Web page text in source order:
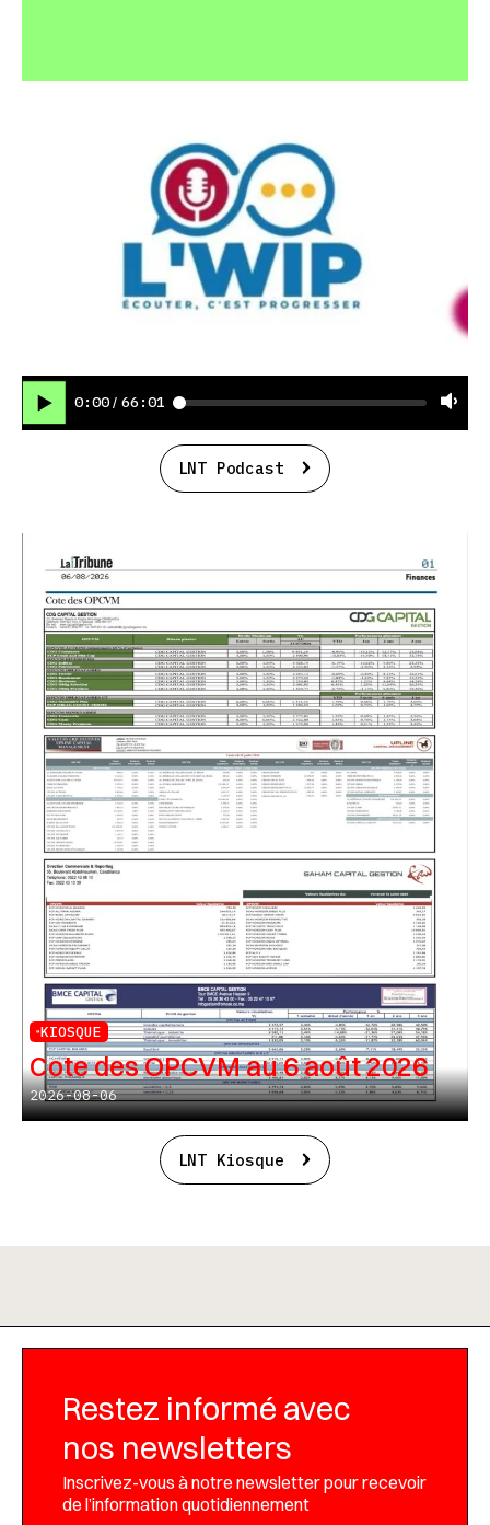
0:00 / 66:01
LNT Podcast
KIOSQUE
Cote des OPCVM au 6 août 2026
2026-08-06
LNT Kiosque
Restez informé avec
nos newsletters
Inscrivez-vous à notre newsletter pour recevoir
de l’information quotidiennement